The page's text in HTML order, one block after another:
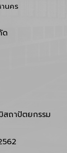
นคร
ด
สถาปัตยกรรม